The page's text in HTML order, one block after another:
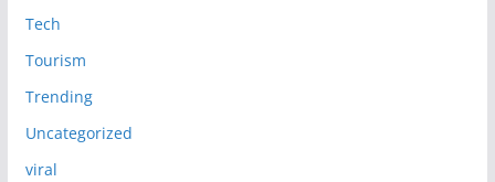
Tech
Tourism
Trending
Uncategorized
viral